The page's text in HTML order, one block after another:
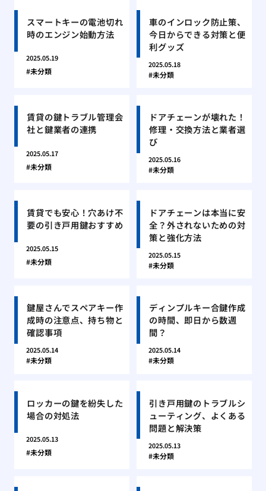
スマートキーの電池切れ
時のエンジン始動方法
2025.05.19
未分類
車のインロック防止策、
今日からできる対策と便
利グッズ
2025.05.18
未分類
賃貸の鍵トラブル管理会
社と鍵業者の連携
2025.05.17
未分類
ドアチェーンが壊れた！
修理・交換方法と業者選
び
2025.05.16
未分類
賃貸でも安心！穴あけ不
要の引き戸用鍵おすすめ
2025.05.15
未分類
ドアチェーンは本当に安
全？外されないための対
策と強化方法
2025.05.15
未分類
鍵屋さんでスペアキー作
成時の注意点、持ち物と
確認事項
2025.05.14
未分類
ディンプルキー合鍵作成
の時間、即日から数週
間？
2025.05.14
未分類
ロッカーの鍵を紛失した
場合の対処法
2025.05.13
未分類
引き戸用鍵のトラブルシ
ューティング、よくある
問題と解決策
2025.05.13
未分類